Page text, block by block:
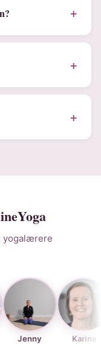
+
+
+
yogalærere
Karina